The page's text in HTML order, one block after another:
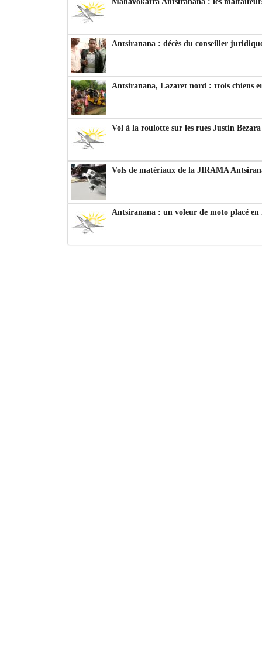
Antsiranana : décès du conseiller
Antsiranana, Lazaret nord : trois chiens
Vol à la roulotte sur les rues Justin
Vols de matériaux de la JIRAMA
Antsiranana : un voleur de moto placé en